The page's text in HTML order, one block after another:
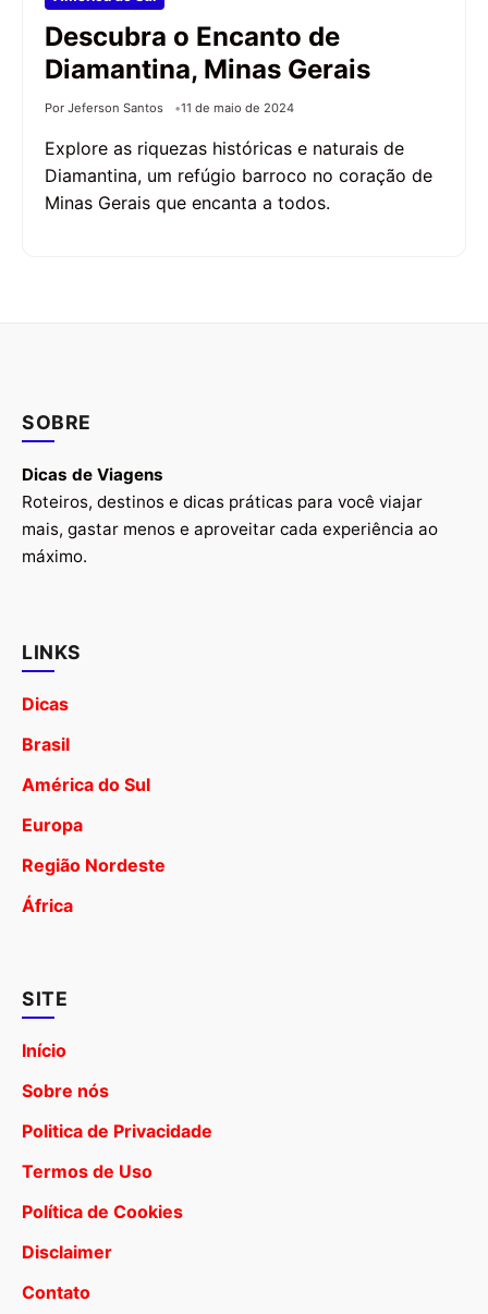
Descubra o Encanto de
Diamantina, Minas Gerais
Por Jeferson Santos 11 de maio de 2024
Explore as riquezas históricas e naturais de
Diamantina, um refúgio barroco no coração de
Minas Gerais que encanta a todos.
SOBRE
Dicas de Viagens
Roteiros, destinos e dicas práticas para você viajar
mais, gastar menos e aproveitar cada experiência ao
máximo.
LINKS
Dicas
Brasil
América do Sul
Europa
Região Nordeste
África
SITE
Início
Sobre nós
Politica de Privacidade
Termos de Uso
Política de Cookies
Disclaimer
Contato